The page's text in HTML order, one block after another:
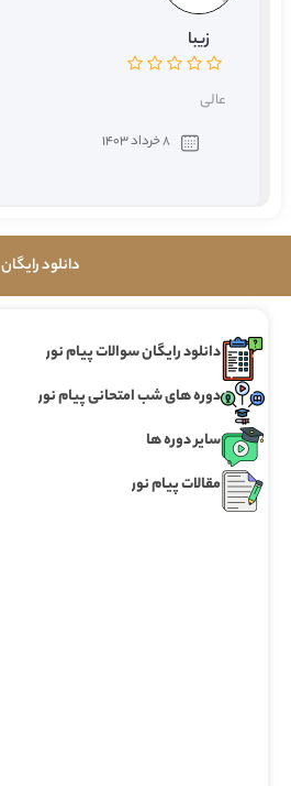
زیبا
عالی
8 خرداد 1403
دانلود رایگان
دانلود رایگان سوالات پیام نور
دوره های شب امتحانی پیام نور
سایر دوره ها
مقالات پیام نور